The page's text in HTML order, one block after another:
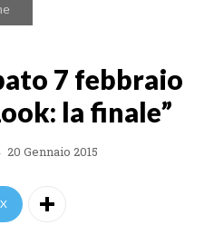
7 febbraio
la finale”
20 Gennaio 2015
X